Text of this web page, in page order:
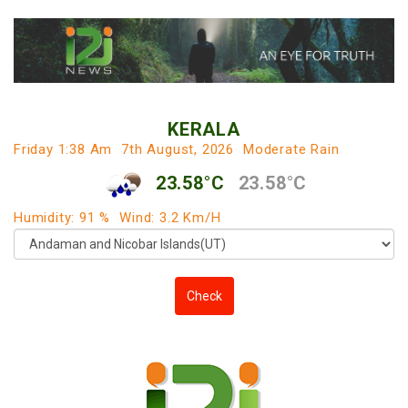
KERALA
Friday 1:38 Am 7th August, 2026 Moderate Rain
23.58°C 23.58°C
Humidity: 91 % Wind: 3.2 Km/h
Check